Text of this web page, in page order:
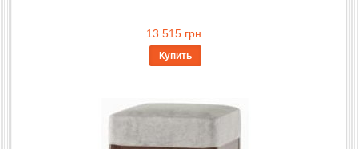
13 515 грн.
Купить